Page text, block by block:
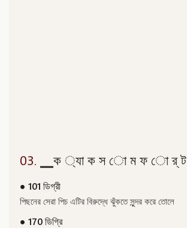
03. ▁ক ্যা ক স ো ম ফ ো র্ ট
● 101 ডিগ্রী
পিছনের সেরা পিচ এটির বিরুদ্ধে ঝুঁকতে সুন্দর করে তোলে
● 170 ডিগ্রি